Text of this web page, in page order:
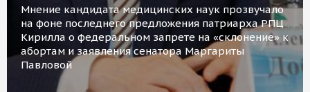
Мнение кандидата медицинских наук прозвучало
на фоне последнего предложения патриарха РПЦ
Кирилла о федеральном запрете на «склонение» к
абортам и заявления сенатора Маргариты
Павловой